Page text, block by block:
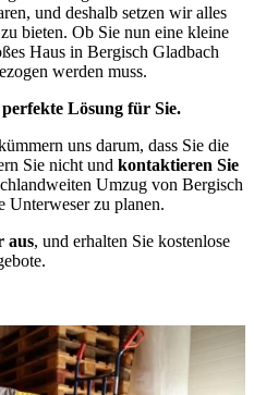
und deshalb setzen wir alles
bieten. Ob Sie nun eine kleine
Haus in Bergisch Gladbach
werden muss.
Lösung für Sie.
uns darum, dass Sie die
Sie nicht und kontaktieren Sie
Umzug von Bergisch
Unterweser zu planen.
aus, und erhalten Sie kostenlose